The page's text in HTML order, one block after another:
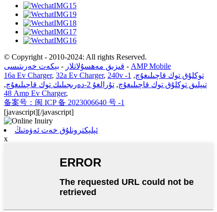
© Copyright - 2010-2024: All rights Reserved.
قىزىق مەھسۇلاتلار - بېكەت خەرىتىسى - AMP Mobile
16a Ev Charger, 32a Ev Charger, 240v توكلۇق توك قاچىلىغۇچ,
1-
تىپلىق توكلۇق توك قاچىلىغۇچ, تۇرالغۇ 2-دەرىجىلىك توك قاچىلىغۇچ
,
48 Amp Ev Charger,
备案号：闽 ICP 备 2023006640 号 -1
[javascript][/javascript]
ئېلېكترونلۇق خەت ئەۋەتىڭ
x